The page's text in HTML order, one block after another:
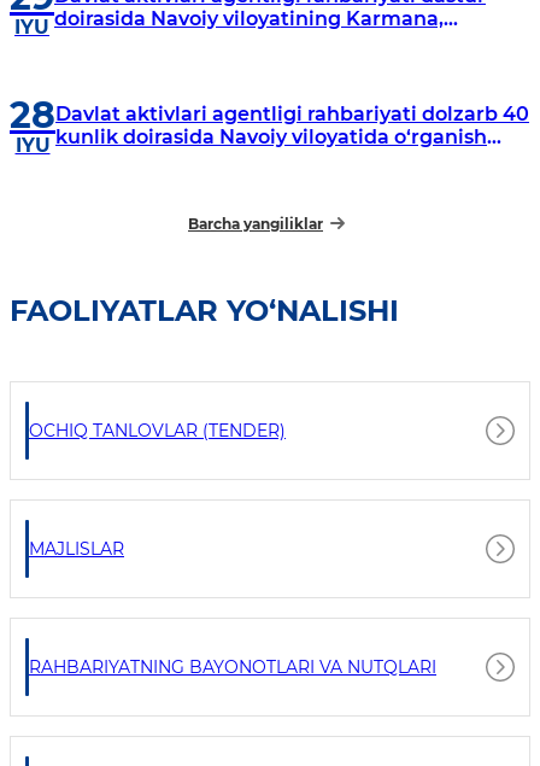
IYU doirasida Navoiy viloyatining Karmana,
28
IYU
Davlat aktivlari agentligi rahbariyati dolzarb 40
kunlik doirasida Navoiy viloyatida o‘rganish
Barcha yangiliklar
FAOLIYATLAR YO‘NALISHI
OCHIQ TANLOVLAR (TENDER)
MAJLISLAR
RAHBARIYATNING BAYONOTLARI VA NUTQLARI